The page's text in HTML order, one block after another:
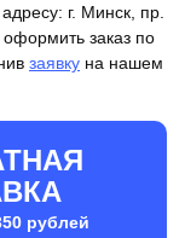
г. Минск, пр.
заказ по
заявку на нашем
рублей